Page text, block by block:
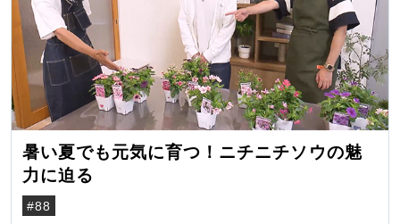
暑い夏でも元気に育つ！ニチニチソウの魅
力に迫る
#88